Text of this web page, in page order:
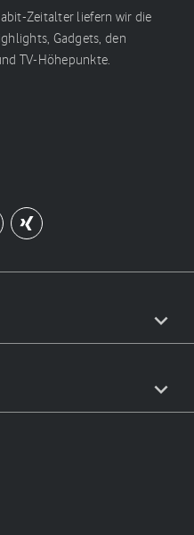
Zeitalter liefern wir die
Gadgets, den
TV-Höhepunkte.